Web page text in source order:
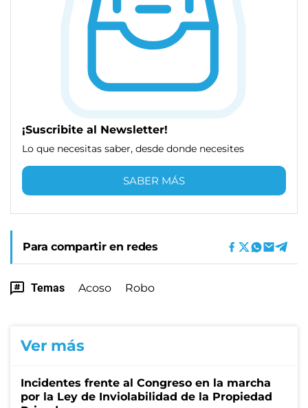
¡Suscribite al Newsletter!
Lo que necesitas saber, desde donde necesites
SABER MÁS
Para compartir en redes
Temas Acoso Robo
Ver más
Incidentes frente al Congreso en la marcha
por la Ley de Inviolabilidad de la Propiedad